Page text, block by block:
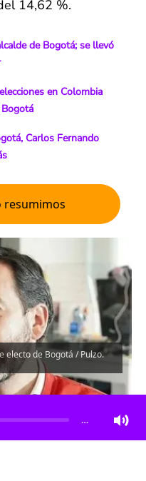
14,62 %.
de Bogotá; se llevó
en Colombia
Carlos Fernando
resumimos
electo de Bogotá / Pulzo.
…